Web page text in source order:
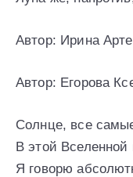
Автор: Ирина
Автор: Егорова
Солнце, все
В этой Вселенной
Я говорю